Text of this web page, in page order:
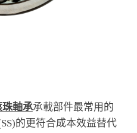
珠軸承承載部件最常用的
的更符合成本效益替代